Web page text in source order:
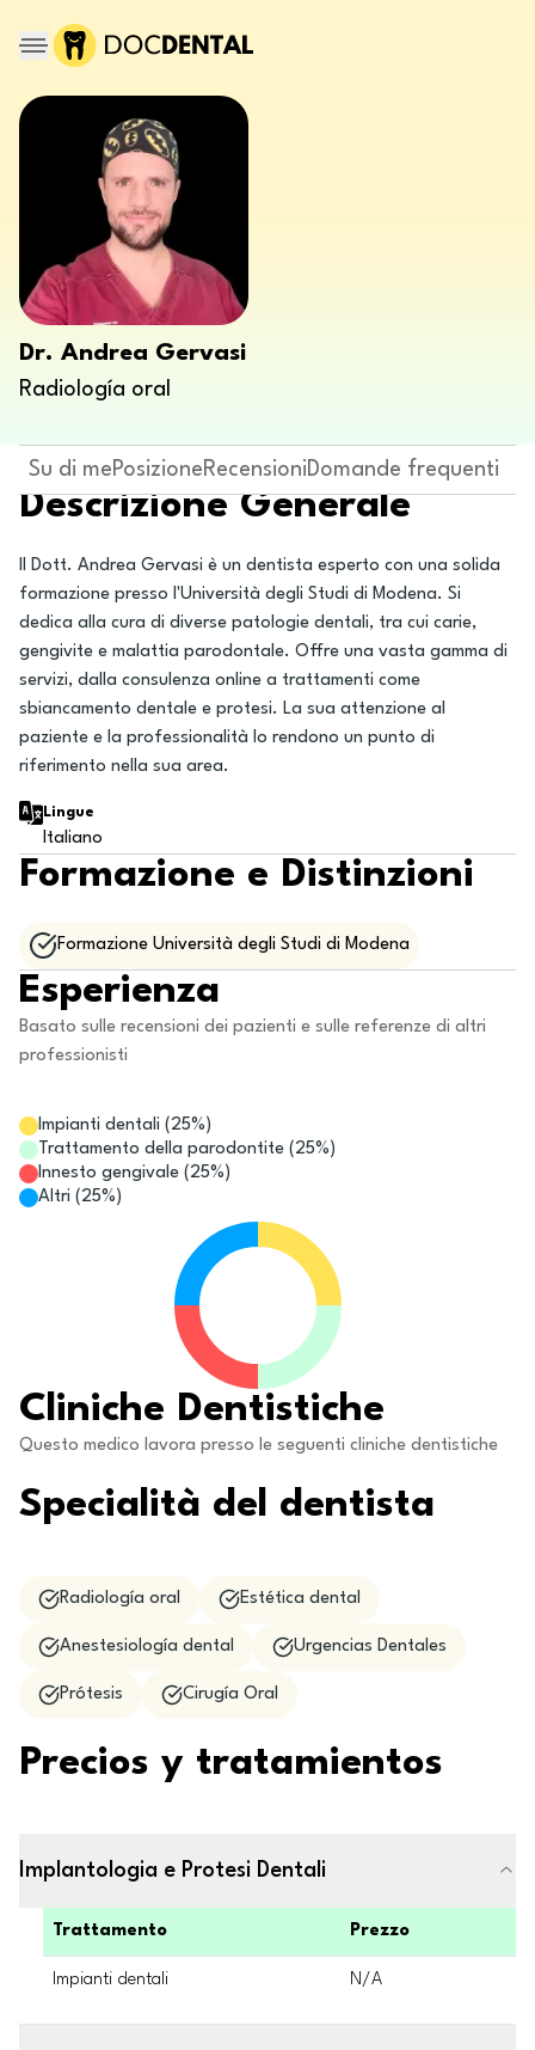
Dr. Andrea Gervasi
Radiología oral
Su di mePosizioneRecensioniDomande frequenti
Descrizione Generale
Il Dott. Andrea Gervasi è un dentista esperto con una solida
formazione presso l'Università degli Studi di Modena. Si
dedica alla cura di diverse patologie dentali, tra cui carie,
gengivite e malattia parodontale. Offre una vasta gamma di
servizi, dalla consulenza online a trattamenti come
sbiancamento dentale e protesi. La sua attenzione al
paziente e la professionalità lo rendono un punto di
riferimento nella sua area.
Lingue
Italiano
Formazione e Distinzioni
Formazione Università degli Studi di Modena
Esperienza
Basato sulle recensioni dei pazienti e sulle referenze di altri
professionisti
Impianti dentali ( 25%)
Trattamento della parodontite ( 25%)
Innesto gengivale ( 25%)
Altri ( 25%)
Cliniche Dentistiche
Questo medico lavora presso le seguenti cliniche dentistiche
Specialità del dentista
Radiología oral Estética dental
Anestesiología dental Urgencias Dentales
Prótesis Cirugía Oral
Precios y tratamientos
Implantologia e Protesi Dentali
Trattamento Prezzo
Impianti dentali N/A